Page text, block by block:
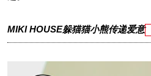
MIKI HOUSE躲猫猫小熊传递爱意